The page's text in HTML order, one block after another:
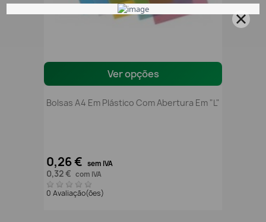
Ver opções
Bolsas A4 Em Plástico Com Abertura Em "L"
0,26 € sem IVA
0,32 € com IVA
0 Avaliação(ões)